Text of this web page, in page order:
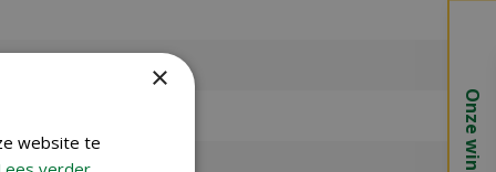
Onze winkels
×
website te